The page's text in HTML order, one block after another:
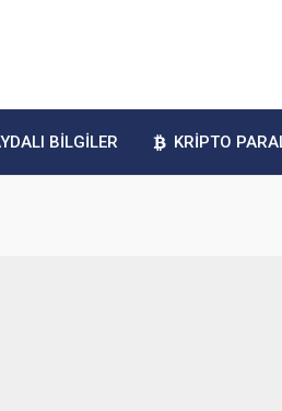
BİLGİLER KRİPTO